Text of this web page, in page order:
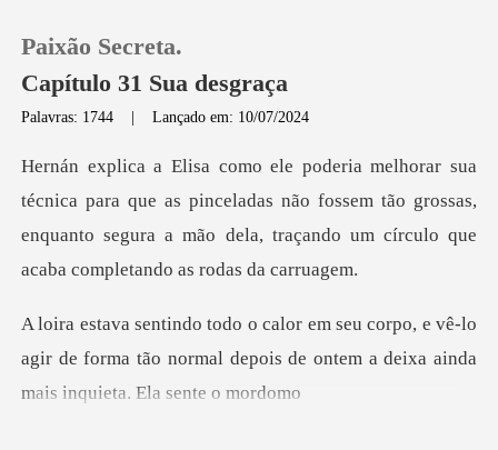
0
Loja
Sair
Paixão Secreta.
Capítulo 31 Sua desgraça
Palavras: 1744 |Lançado em: 10/07/2024
que as pinceladas não fossem tão grossas,
enquanto segura a mão de
, e vê-lo
agir de forma tão normal depois de onte